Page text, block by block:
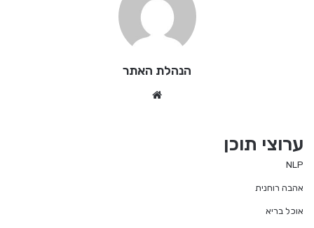
הנהלת האתר
ערוצי תוכן
NLP
אהבה רוחנית
אוכל בריא